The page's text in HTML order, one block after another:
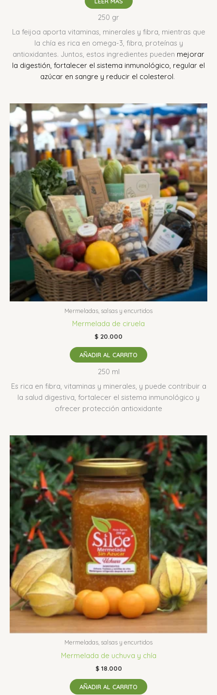
250 gr
La feijoa aporta vitaminas, minerales y fibra, mientras que
la chía es rica en omega-3, fibra, proteínas y
antioxidantes. Juntos, estos ingredientes pueden mejorar
la digestión, fortalecer el sistema inmunológico, regular el
azúcar en sangre y reducir el colesterol.
Mermeladas, salsas y encurtidos
Mermelada de ciruela
$ 20.000
AÑADIR AL CARRITO
250 ml
Es rica en fibra, vitaminas y minerales, y puede contribuir a
la salud digestiva, fortalecer el sistema inmunológico y
ofrecer protección antioxidante
Mermeladas, salsas y encurtidos
Mermelada de uchuva y chía
$18.000
AÑADIR AL CARRITO